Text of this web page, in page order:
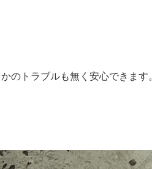
のトラブルも無く安心できます。